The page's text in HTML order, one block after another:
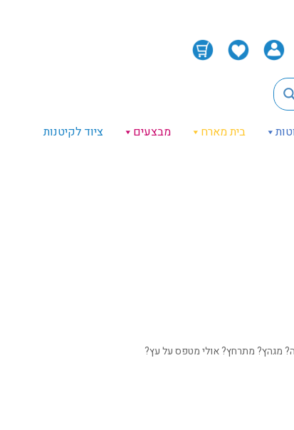
בית מארח מבצעים
ציוד לקיטנות
מגהץ? מתרחץ? אולי מטפס על עץ?